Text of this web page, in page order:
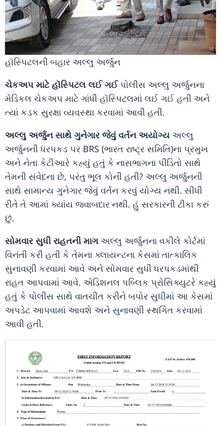
હૉસ્પિટલની બહાર અલ્લુ અર્જુન
ચેકઅપ માટે હૉસ્પિટલ લઈ ગઈપોલીસ અલ્લુ અર્જુનના
મેડિકલ ચેકઅપ માટે ગાંધી હૉસ્પિટલમાં લઈ ગઈ હતી અને
ત્યાં કડક સુરક્ષા વ્યવસ્થા કરવામાં આવી હતી.
અલ્લુ અર્જુન સાથે ગુનેગાર જેવું વર્તન અયોગ્ય અલ્લુ
અર્જુનની ધરપકડ પર BRS (ભારત રાષ્ટ્ર સમિતિ)ના પ્રમુખ
અને નેતા કેટીઆરે કહ્યું હતું કે નાસભાગના પીડિતો સાથે
તેમની સંવેદના છે, પરંતુ ભૂલ કોની હતી? અલ્લુ અર્જુનની
સાથે સામાન્ય ગુનેગાર જેવું વર્તન કરવું યોગ્ય નથી. સીધી
રીતે તે આમાં ક્યાંય જવાબદાર નથી. હું સરકારની ટીકા કરું
છું.
સોમવાર સુધી રાહતની માગઅલ્લુ અર્જુનના વકીલે કોર્ટમાં
વિનંતી કરી હતી કે તેમના ક્લાયન્ટના કેસમાં તાત્કાલિક
સુનાવણી કરવામાં આવે અને સોમવાર સુધી ધરપકડમાંથી
રાહત આપવામાં આવે. એડિશનલ પબ્લિક પ્રોસિક્યુટરે કહ્યું
હતું કે પોલીસ સાથે વાતચીત કરીને બપોર સુધીમાં આ કેસમાં
અપડેટ આપવામાં આવશે અને સુનાવણી સ્થગિત કરવામાં
આવી હતી.